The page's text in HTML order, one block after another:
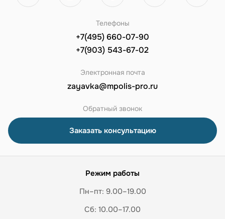
Телефоны
+7(495) 660-07-90
+7(903) 543-67-02
Электронная почта
zayavka@mpolis-pro.ru
Обратный звонок
Заказать консультацию
Режим работы
Пн–пт: 9.00–19.00
Сб: 10.00–17.00